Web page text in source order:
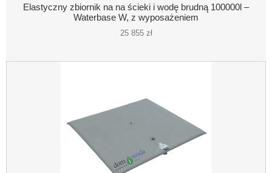
Elastyczny zbiornik na na ścieki i wodę brudną 100000l –
Waterbase W, z wyposażeniem
25 855 zł